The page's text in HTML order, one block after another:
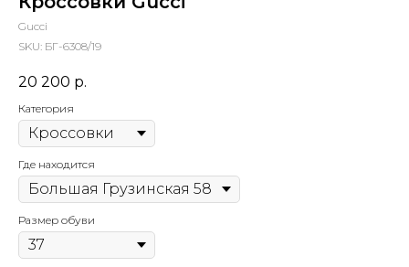
Gucci
SKU: БГ-6308/19
20 200 р.
Категория
Где находится
Размер обуви